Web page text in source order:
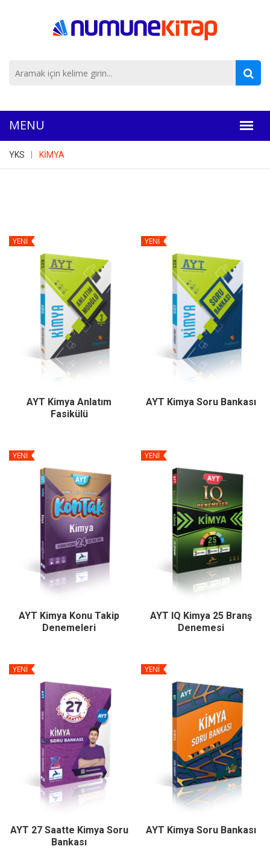
YKS KİMYA
YENİ
AYT Kimya Anlatım
Fasikülü
YENİ
AYT Kimya Soru Bankası
YENİ
AYT Kimya Konu Takip
Denemeleri
YENİ
AYT IQ Kimya 25 Branş
Denemesi
YENİ
AYT 27 Saatte Kimya Soru
Bankası
YENİ
AYT Kimya Soru Bankası